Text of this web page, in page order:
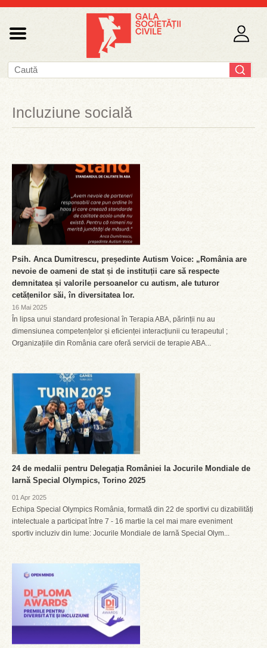
Incluziune socială
Psih. Anca Dumitrescu, președinte Autism Voice: „România are
nevoie de oameni de stat și de instituții care să respecte
demnitatea și valorile persoanelor cu autism, ale tuturor
cetățenilor săi, în diversitatea lor.
16 Mai 2025
În lipsa unui standard profesional în Terapia ABA, părinții nu au
dimensiunea competențelor și eficienței interacțiunii cu terapeutul ;
Organizațiile din România care oferă servicii de terapie ABA...
24 de medalii pentru Delegația României la Jocurile Mondiale de
Iarnă Special Olympics, Torino 2025
01 Apr 2025
Echipa Special Olympics România, formată din 22 de sportivi cu dizabilități
intelectuale a participat între 7 - 16 martie la cel mai mare eveniment
sportiv incluziv din lume: Jocurile Mondiale de Iarnă Special Olym...